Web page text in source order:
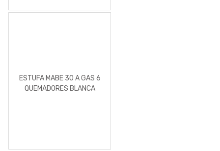
ESTUFA MABE 30 A GAS 6
QUEMADORES BLANCA